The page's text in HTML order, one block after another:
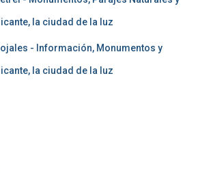
la ciudad de la luz
- Información, Monumentos y
la ciudad de la luz